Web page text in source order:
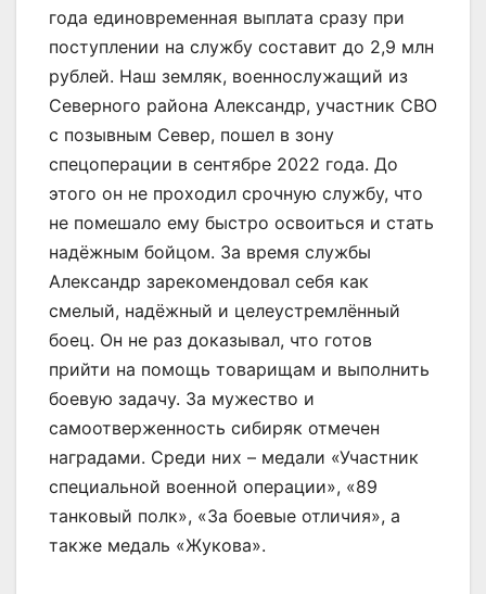
года единовременная выплата сразу при
поступлении на службу составит до 2,9 млн
рублей. Наш земляк, военнослужащий из
Северного района Александр, участник СВО
с позывным Север, пошел в зону
спецоперации в сентябре 2022 года. До
этого он не проходил срочную службу, что
не помешало ему быстро освоиться и стать
надёжным бойцом. За время службы
Александр зарекомендовал себя как
смелый, надёжный и целеустремлённый
боец. Он не раз доказывал, что готов
прийти на помощь товарищам и выполнить
боевую задачу. За мужество и
самоотверженность сибиряк отмечен
наградами. Среди них – медали «Участник
специальной военной операции», «89
танковый полк», «За боевые отличия», а
также медаль «Жукова».